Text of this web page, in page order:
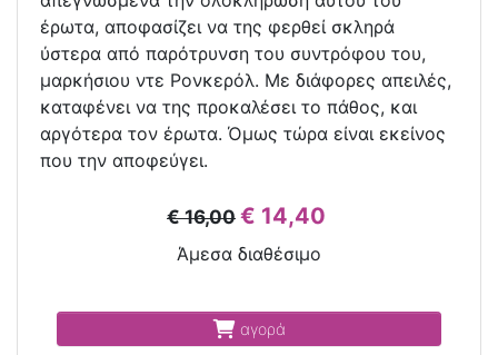
έρωτα, αποφασίζει να της φερθεί σκληρά
ύστερα από παρότρυνση του συντρόφου του,
µαρκήσιου ντε Ρονκερόλ. Με διάφορες απειλές,
καταφένει να της προκαλέσει το πάθος, και
αργότερα τον έρωτα. Όµως τώρα είναι εκείνος
που την αποφεύγει.
€ 16,00 € 14,40
Άμεσα διαθέσιμο
αγορά